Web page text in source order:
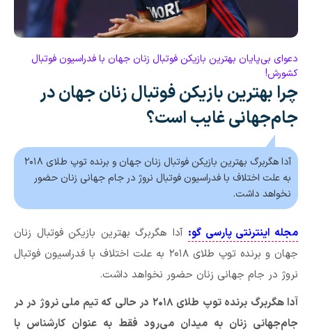
دعوای بی‌پایان بهترین بازیکن فوتبال زنان جهان با فدراسیون فوتبال
کشورش!
چرا بهترین بازیکن فوتبال زنان جهان در
جام‌جهانی غایب است؟
آدا هگربرگ بهترین بازیکن فوتبال زنان جهان و برنده توپ طلای ۲۰۱۸
به علت اختلاف با فدراسیون فوتبال نروژ در جام جهانی زنان حضور
نخواهد داشت.
مجله اینترنتی پارسی گو: آدا هگربرگ بهترین بازیکن فوتبال زنان
جهان و برنده توپ طلای ۲۰۱۸ به علت اختلاف با فدراسیون فوتبال
نروژ در جام جهانی زنان حضور نخواهد داشت.
آدا هگربرگ برنده توپ طلای ۲۰۱۸ در حالی که تیم ملی نروژ در در
جام‌جهانی زنان به میدان می‌رود فقط به عنوان کارشناس با